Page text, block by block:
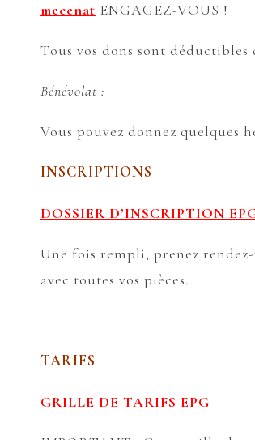
mecenat ENGAGEZ-VOUS !
Tous vos dons sont
Bénévolat :
Vous pouvez donnez quelques
INSCRIPTIONS
DOSSIER D’INSCRIPTION
Une fois rempli, prenez
avec toutes vos pièces.
TARIFS
GRILLE DE TARIFS EPG